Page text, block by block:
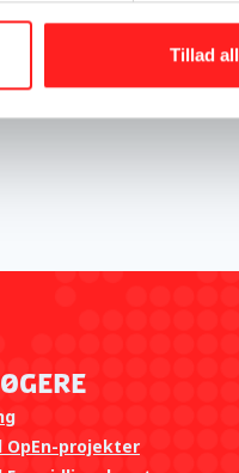
Tillad
projekter